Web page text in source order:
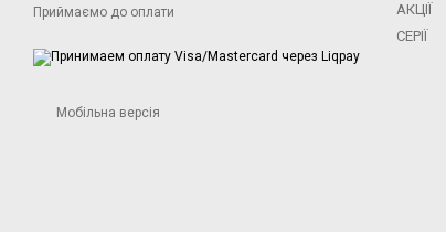
Приймаємо до оплати
Мобільна версія
АКЦІЇ
СЕРІЇ